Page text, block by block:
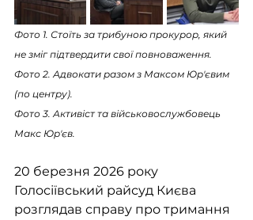
Фото 1. Стоїть за трибуною прокурор, який
не зміг підтвердити свої повноваження.
Фото 2. Адвокати разом з Максом Юр'євим
(по центру).
Фото 3. Активіст та військовослужбовець
Макс Юр'єв.
20 березня 2026 року
Голосіївський райсуд Києва
розглядав справу про тримання